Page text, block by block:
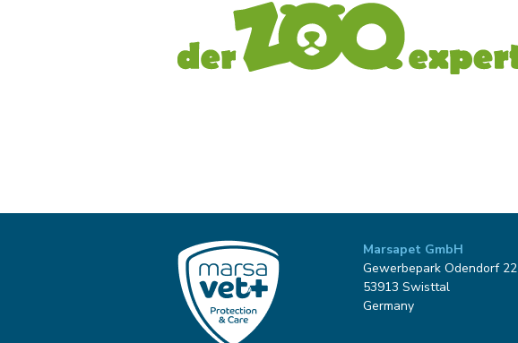
Marsapet GmbH
Gewerbepark Odendorf 22
53913 Swisttal
Germany